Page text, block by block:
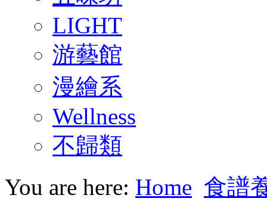
LIGHT
游藝館
漫繪系
Wellness
不歸類
You are here: Home 食譜